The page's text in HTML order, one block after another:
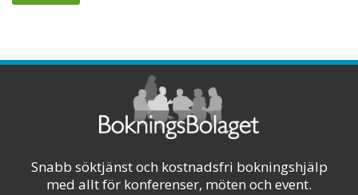
Snabb söktjänst och kostnadsfri bokningshjälp
med allt för konferenser, möten och event.